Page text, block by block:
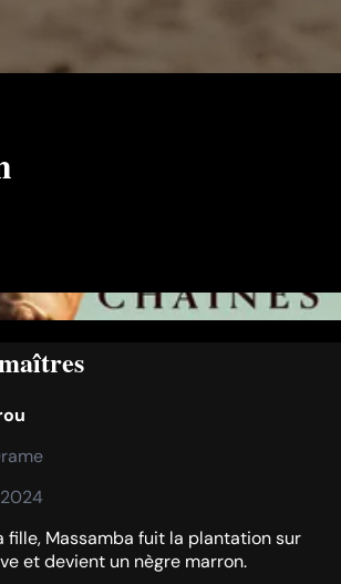
fille, Massamba fuit la plantation sur
et devient un nègre marron.